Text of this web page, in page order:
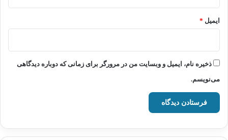
ایمیل *
ذخیره نام، ایمیل و وبسایت من در مرورگر برای زمانی که دوباره دیدگاهی
می‌نویسم.